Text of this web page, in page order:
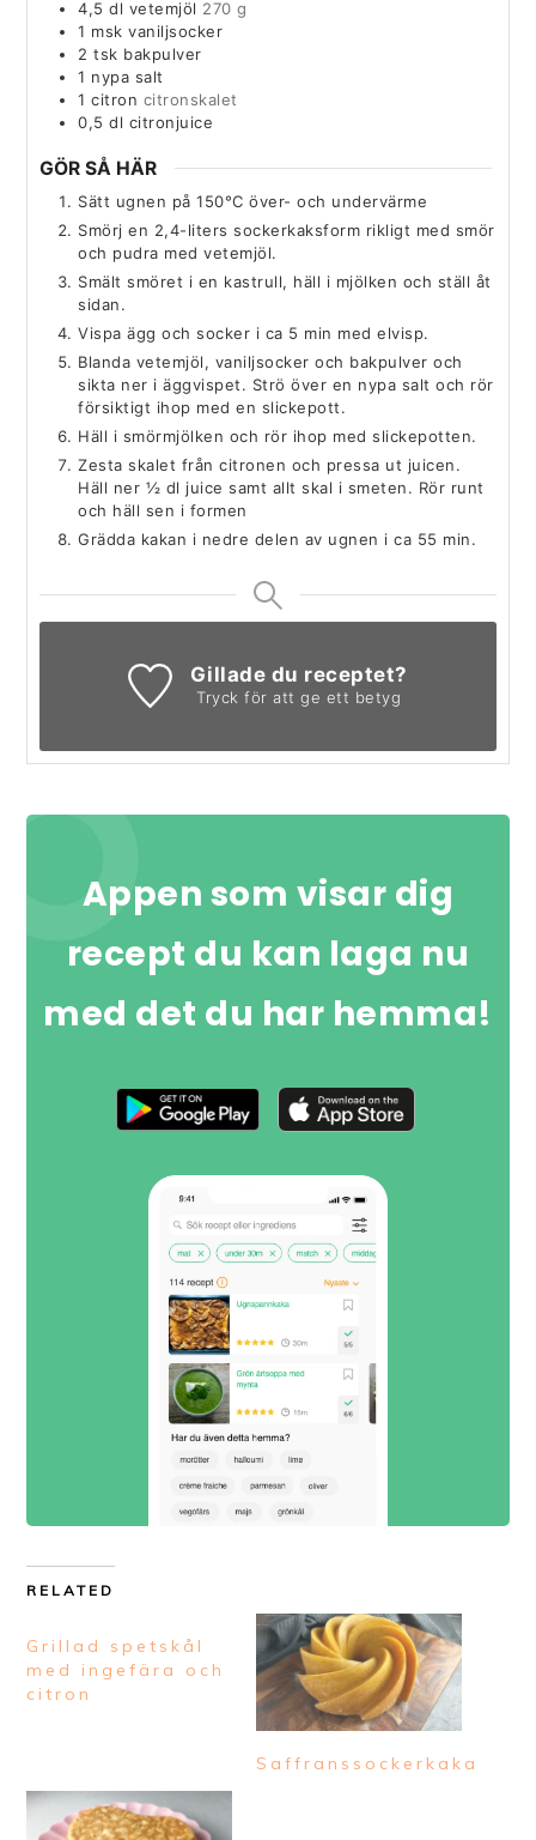
4,5 dl vetemjöl 270 g
1 msk vaniljsocker
2 tsk bakpulver
1 nypa salt
1 citron citronskalet
0,5 dl citronjuice
GÖR SÅ HÄR
Sätt ugnen på 150°C över- och undervärme
Smörj en 2,4-liters sockerkaksform rikligt med smör
och pudra med vetemjöl.
Smält smöret i en kastrull, häll i mjölken och ställ åt
sidan.
Vispa ägg och socker i ca 5 min med elvisp.
Blanda vetemjöl, vaniljsocker och bakpulver och
sikta ner i äggvispet. Strö över en nypa salt och rör
försiktigt ihop med en slickepott.
Häll i smörmjölken och rör ihop med slickepotten.
Zesta skalet från citronen och pressa ut juicen.
Häll ner ½ dl juice samt allt skal i smeten. Rör runt
och häll sen i formen
Grädda kakan i nedre delen av ugnen i ca 55 min.
Gillade du receptet?
Tryck för att ge ett betyg
Appen som visar dig
recept du kan laga nu
med det du har hemma!
RELATED
Grillad spetskål
med ingefära och
citron
Saffranssockerkaka